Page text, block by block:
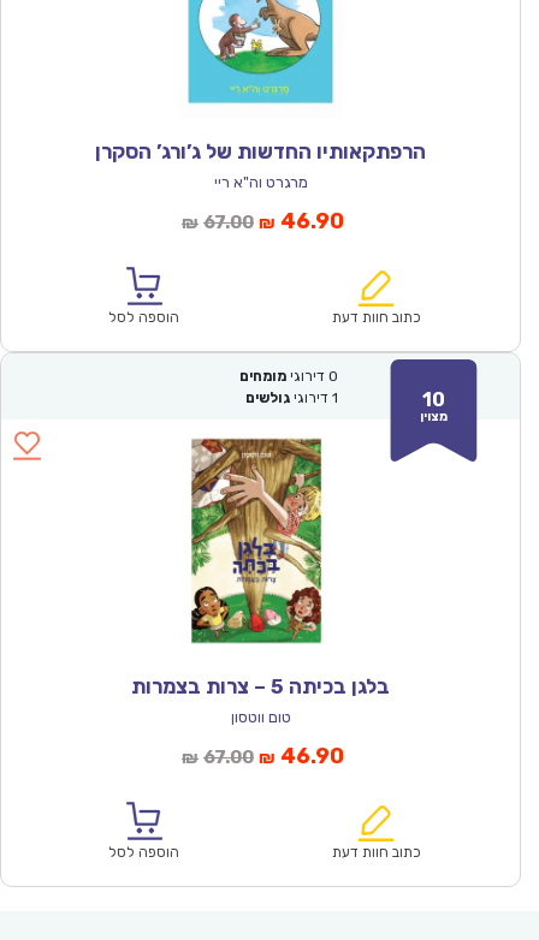
הרפתקאותיו החדשות של ג’ורג’ הסקרן
מרגרט וה"א ריי
₪ 67.00המחיר
₪67.00.
₪ 46.90המחיר
הוא:
כתוב חוות דעת הוספה לסל
10
מצוין
0 דירוגי מומחים
1 דירוגי גולשים
בלגן בכיתה 5 – צרות בצמרות
טום ווטסון
₪ 67.00המחיר
₪67.00.
₪ 46.90המחיר
הוא:
כתוב חוות דעת הוספה לסל